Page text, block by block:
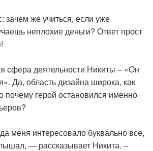
зачем же учиться, если уже
неплохие деньги? Ответ прост
сфера деятельности Никиты – «Он
Да, область дизайна широка, как
почему герой остановился именно
меня интересовало буквально все,
— рассказывает Никита. –